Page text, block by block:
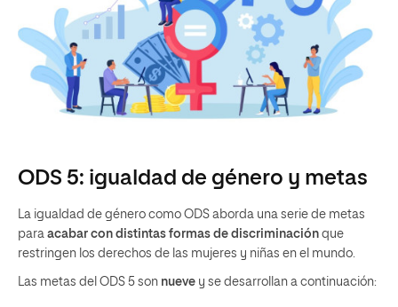
ODS 5: igualdad de género y metas
La igualdad de género como ODS aborda una serie de metas
para acabar con distintas formas de discriminación que
restringen los derechos de las mujeres y niñas en el mundo.
Las metas del ODS 5 son nueve y se desarrollan a continuación: